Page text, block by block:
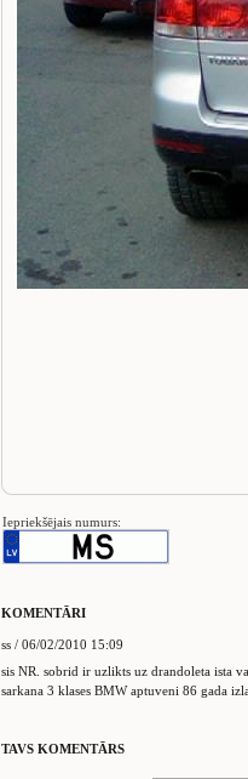
Iepriekšējais numurs:
KOMENTĀRI
ss / 06/02/2010 15:09
sis NR. sobrid ir uzlikts uz drandoleta ista
sarkana 3 klases BMW aptuveni 86 gada
TAVS KOMENTĀRS